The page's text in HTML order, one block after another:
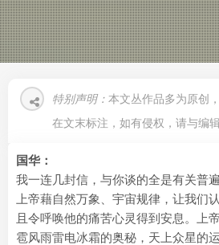
特别声明： 本文丛作品多为原创
在文末标注，如有侵权，请与编辑
国华：
我一连几封信，与你谈的全是有关普
上帝藉自然万象、宇宙规律，让我们
且令呼唤他的痛苦心灵得到安息。上
雹风雨雷电冰霜的奥秘，天上众星的